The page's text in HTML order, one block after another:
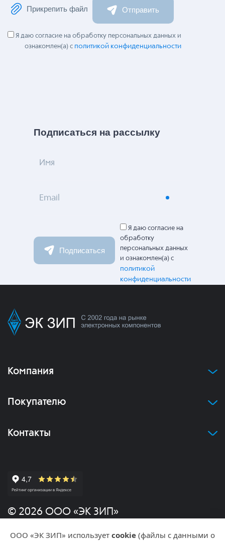
Прикрепить файл Отправить
Я даю согласие на обработку персональных данных и
ознакомлен(а) с политикой конфиденциальности
Подписаться на рассылку
Имя
Email
Подписаться
Я даю согласие на
обработку
персональных данных
и ознакомлен(а) с
политикой
конфиденциальности
Компания
Покупателю
Контакты
© 2026 ООО «ЭК ЗИП»
Политика конфиденциальности
ООО «ЭК ЗИП» использует cookie (файлы с данными о